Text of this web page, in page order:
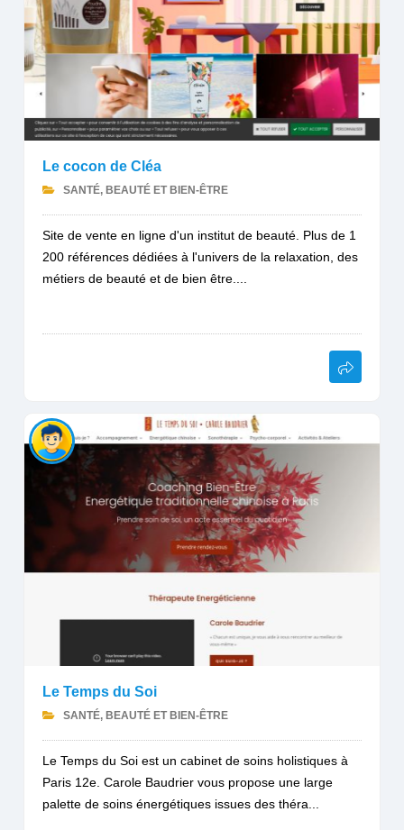
Le cocon de Cléa
SANTÉ, BEAUTÉ ET BIEN-ÊTRE
Site de vente en ligne d'un institut de beauté. Plus de 1
200 références dédiées à l'univers de la relaxation, des
métiers de beauté et de bien être....
Le Temps du Soi
SANTÉ, BEAUTÉ ET BIEN-ÊTRE
Le Temps du Soi est un cabinet de soins holistiques à
Paris 12e. Carole Baudrier vous propose une large
palette de soins énergétiques issues des théra...